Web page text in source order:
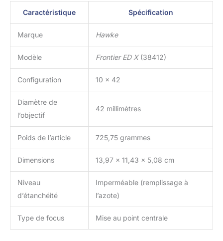
Caractéristique Spécification
Marque Hawke
Modèle Frontier ED X(38412)
Configuration 10 x 42
Diamètre de
l’objectif
42 millimètres
Poids de l’article 725,75 grammes
Dimensions 13,97 x 11,43 x 5,08 cm
Niveau
d’étanchéité
Imperméable (remplissage à
l’azote)
Type de focus Mise au point centrale